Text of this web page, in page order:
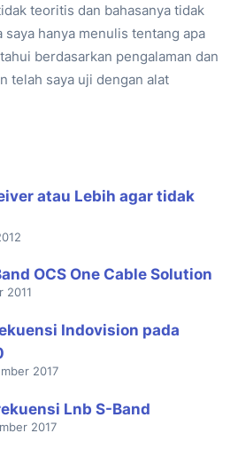
teoritis dan bahasanya tidak
saya hanya menulis tentang apa
berdasarkan pengalaman dan
telah saya uji dengan alat
atau Lebih agar tidak
OCS One Cable Solution
2011
Indovision pada
2017
Lnb S-Band
2017